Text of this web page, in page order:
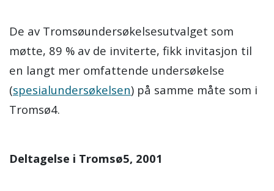
De av Tromsøundersøkelsesutvalget som
møtte, 89 % av de inviterte, fikk invitasjon til
en langt mer omfattende undersøkelse
(spesialundersøkelsen) på samme måte som i
Tromsø4.
Deltagelse i Tromsø5, 2001